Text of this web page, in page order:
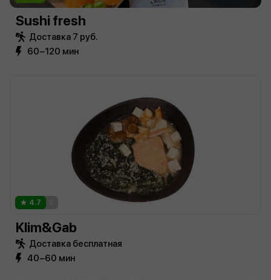
Sushi fresh
Доставка 7 руб.
60−120 мин
4.7
Klim&Gab
Доставка бесплатная
40−60 мин